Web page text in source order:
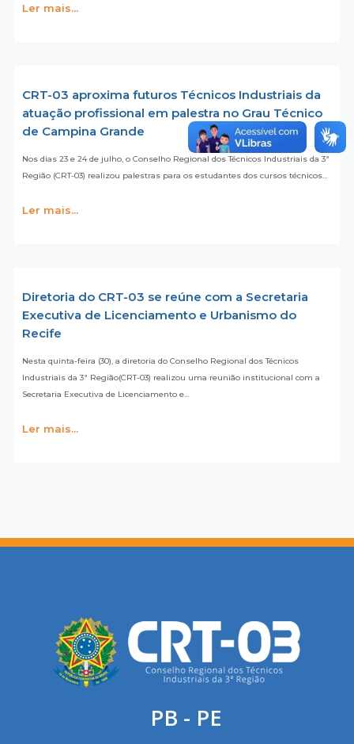
Ler mais...
CRT-03 aproxima futuros Técnicos Industriais da
atuação profissional em palestra no Grau Técnico
de Campina Grande
Nos dias 23 e 24 de julho, o Conselho Regional dos Técnicos Industriais da 3ª
Região (CRT-03) realizou palestras para os estudantes dos cursos técnicos…
Ler mais...
Diretoria do CRT-03 se reúne com a Secretaria
Executiva de Licenciamento e Urbanismo do
Recife
Nesta quinta-feira (30), a diretoria do Conselho Regional dos Técnicos
Industriais da 3ª Região(CRT-03) realizou uma reunião institucional com a
Secretaria Executiva de Licenciamento e…
Ler mais...
PB - PE